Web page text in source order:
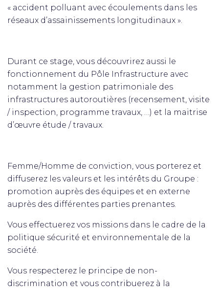
« accident polluant avec écoulements dans les
réseaux d’assainissements longitudinaux ».
Durant ce stage, vous découvrirez aussi le
fonctionnement du Pôle Infrastructure avec
notamment la gestion patrimoniale des
infrastructures autoroutières (recensement, visite
/ inspection, programme travaux, …) et la maitrise
d’œuvre étude / travaux.
Femme/Homme de conviction, vous porterez et
diffuserez les valeurs et les intérêts du Groupe :
promotion auprès des équipes et en externe
auprès des différentes parties prenantes.
Vous effectuerez vos missions dans le cadre de la
politique sécurité et environnementale de la
société.
Vous respecterez le principe de non-
discrimination et vous contribuerez à la